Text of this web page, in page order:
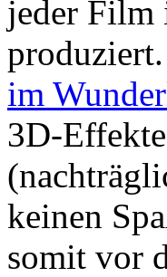
jeder Film
im
3D-
keinen
somit vor